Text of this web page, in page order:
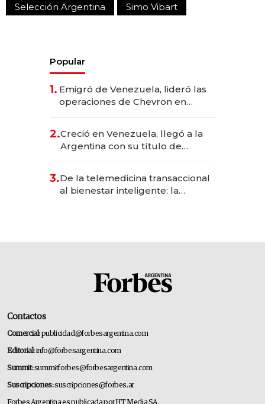
Selección Argentina
Simo Vibart
Popular
1. Emigró de Venezuela, lideró las
operaciones de Chevron en
2.Creció en Venezuela, llegó a la
Argentina con su título de
las marcas "fast premium"
3.De la telemedicina transaccional
al bienestar inteligente: la
Contactos
Comercial:publicidad@forbesargentina.com
Editorial:info@forbesargentina.com
Summit:summitforbes@forbesargentina.com
Suscripciones:suscripciones@forbes.ar